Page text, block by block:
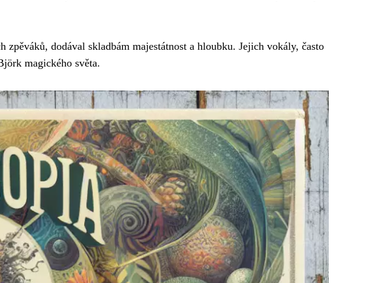
zpěváků, dodával skladbám majestátnost a hloubku. Jejich vokály, často
magického světa.